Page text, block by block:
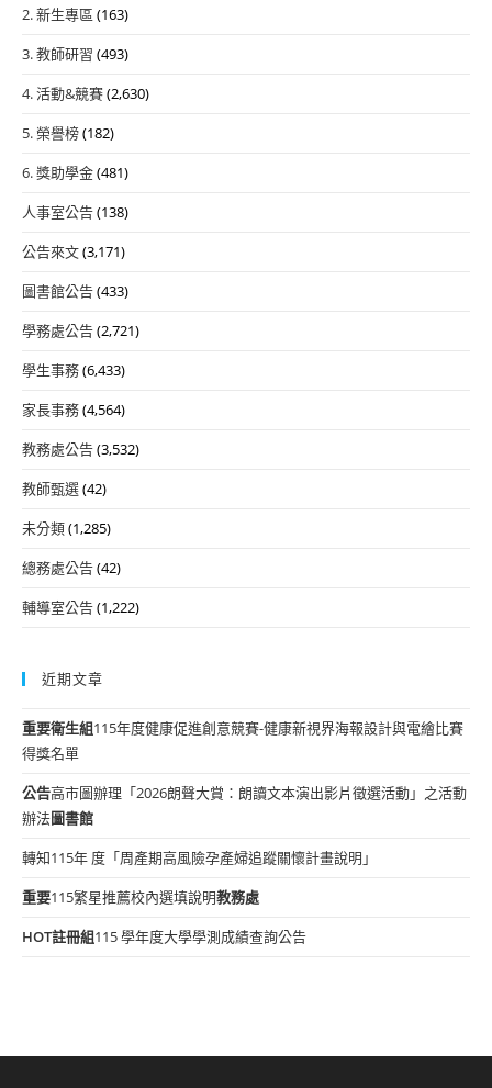
2. 新生專區 (163)
3. 教師研習 (493)
4. 活動&競賽(2,630)
5. 榮譽榜(182)
6. 獎助學金(481)
人事室公告(138)
公告來文(3,171)
圖書館公告(433)
學務處公告(2,721)
學生事務(6,433)
家長事務(4,564)
教務處公告(3,532)
教師甄選(42)
未分類(1,285)
總務處公告(42)
輔導室公告(1,222)
近期文章
重要衛生組115年度健康促進創意競賽-健康新視界海報設計與電繪比賽
得獎名單
公告高市圖辦理「2026朗聲大賞：朗讀文本演出影片徵選活動」之活動
辦法圖書館
轉知115年 度「周產期高風險孕產婦追蹤關懷計畫說明」
重要115繁星推薦校內選填說明教務處
HOT註冊組115 學年度大學學測成績查詢公告